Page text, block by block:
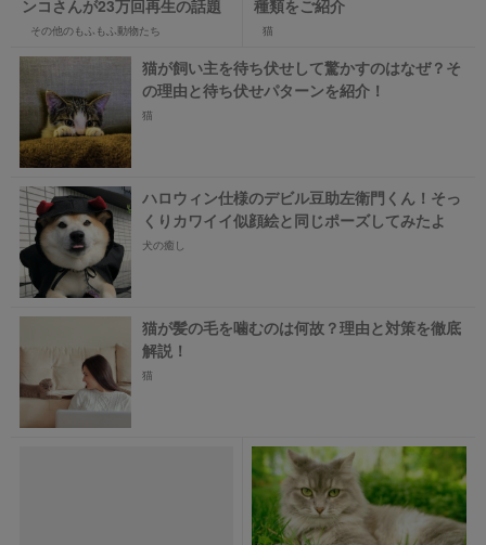
ンコさんが23万回再生の話題
その他のもふもふ動物たち
種類をご紹介
猫
猫が飼い主を待ち伏せして驚かすのはなぜ？そ
の理由と待ち伏せパターンを紹介！
猫
ハロウィン仕様のデビル豆助左衛門くん！そっ
くりカワイイ似顔絵と同じポーズしてみたよ
犬の癒し
猫が髪の毛を噛むのは何故？理由と対策を徹底
解説！
猫